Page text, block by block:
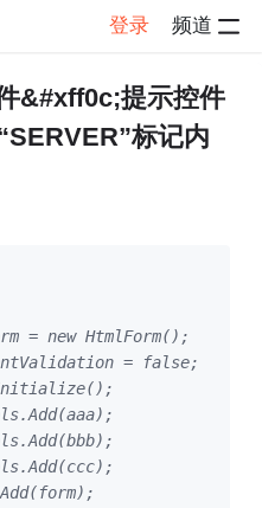
登录 频道
情
&#xff0c;提示控件
标记内
= new HtmlForm();
= false;